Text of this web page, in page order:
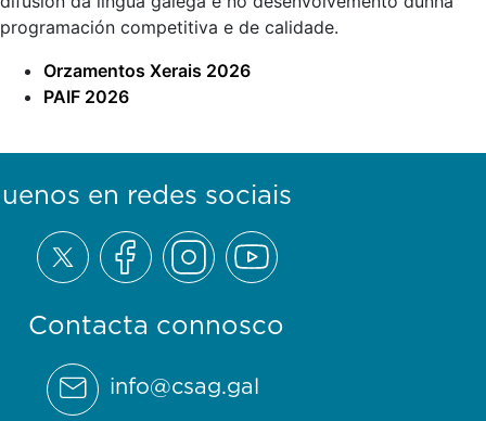
programación competitiva e de calidade.
Orzamentos Xerais 2026
PAIF 2026
Contacta connosco
info@csag.gal
en redes sociais